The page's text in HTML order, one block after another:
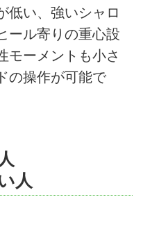
低い、強いシャロ
ール寄りの重心設
モーメントも小さ
の操作が可能で
人